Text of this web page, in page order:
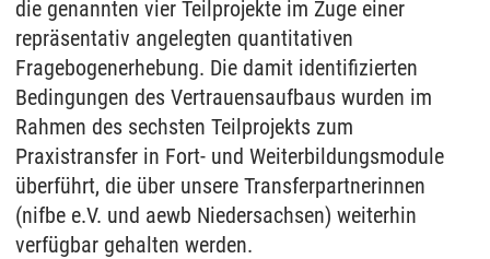
die genannten vier Teilprojekte im Zuge einer
repräsentativ angelegten quantitativen
Fragebogenerhebung. Die damit identifizierten
Bedingungen des Vertrauensaufbaus wurden im
Rahmen des sechsten Teilprojekts zum
Praxistransfer in Fort- und Weiterbildungsmodule
überführt, die über unsere Transferpartnerinnen
(nifbe e.V. und aewb Niedersachsen) weiterhin
verfügbar gehalten werden.